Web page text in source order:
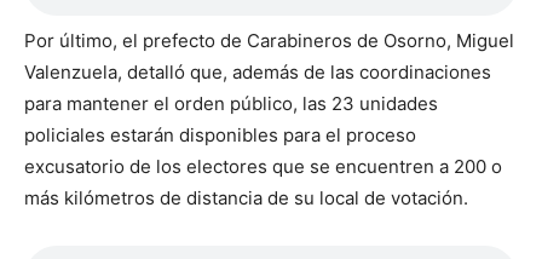
Por último, el prefecto de Carabineros de Osorno, Miguel
Valenzuela, detalló que, además de las coordinaciones
para mantener el orden público, las 23 unidades
policiales estarán disponibles para el proceso
excusatorio de los electores que se encuentren a 200 o
más kilómetros de distancia de su local de votación.